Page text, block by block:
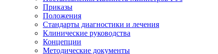
Приказы
Положения
Стандарты диагностики и лечения
Клинические руководства
Концепции
Методические документы